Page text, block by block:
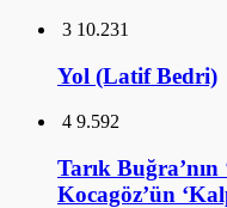
3 10.231
Yol (Latif Bedri)
4 9.592
Tarık
Kocagöz’ün